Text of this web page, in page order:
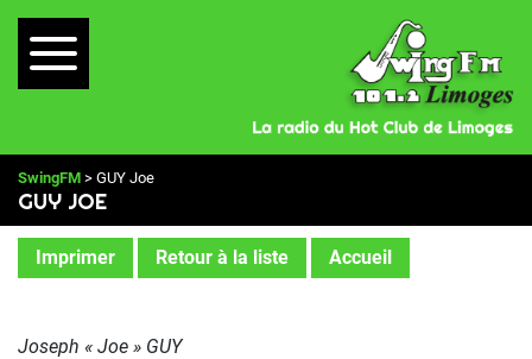
SwingFM > GUY Joe
GUY JOE
Imprimer Retour à la liste Accueil
Joseph « Joe » GUY